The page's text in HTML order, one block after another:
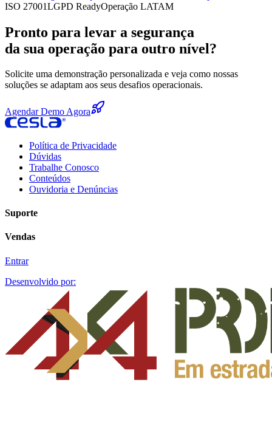
ISO 27001LGPD ReadyOperação LATAM
Pronto para levar a segurança
da sua operação para outro nível?
Solicite uma demonstração personalizada e veja como nossas
soluções se adaptam aos seus desafios operacionais.
Agendar Demo Agora
Política de Privacidade
Dúvidas
Trabalhe Conosco
Conteúdos
Ouvidoria e Denúncias
Suporte
Vendas
Entrar
Desenvolvido por: